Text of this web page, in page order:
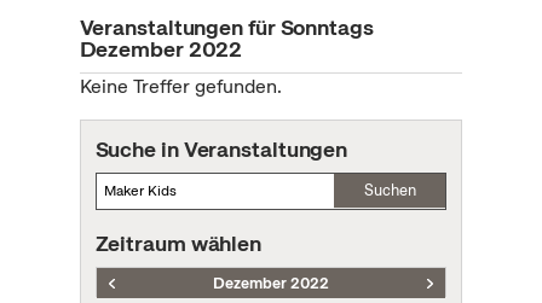
Veranstaltungen für Sonntags
Dezember 2022
Keine Treffer gefunden.
Suche in Veranstaltungen
Suchen
Zeitraum wählen
Dezember 2022